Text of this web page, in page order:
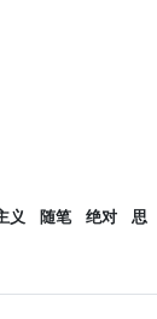
义 随笔 绝对 思